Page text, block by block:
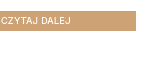
CZYTAJ DALEJ